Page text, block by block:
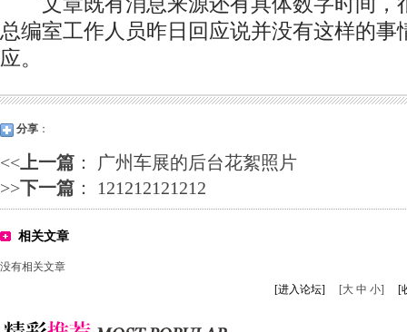
总编室工作人员昨日回应说并没有这样的事
应。
分享 ：
<<上一篇 ： 广州车展的后台花絮照片
>>下一篇 ： 121212121212
相关文章
没有相关文章
[进入论坛]
[大 中 小] [